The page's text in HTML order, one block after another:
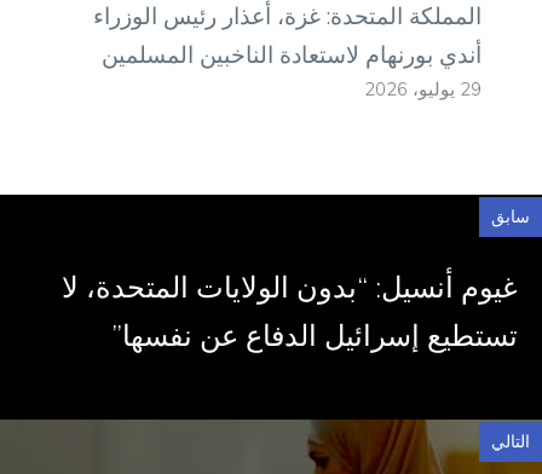
المملكة المتحدة: غزة، أعذار رئيس الوزراء
أندي بورنهام لاستعادة الناخبين المسلمين
29 يوليو، 2026
سابق
غيوم أنسيل: “بدون الولايات المتحدة، لا
تستطيع إسرائيل الدفاع عن نفسها”
التالي